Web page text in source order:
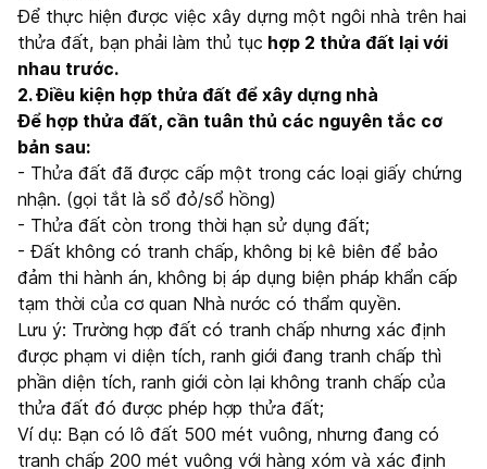
Để thực hiện được việc xây dựng một ngôi nhà trên hai
thửa đất, bạn phải làm thủ tục hợp 2 thửa đất lại với
nhau trước.
2. Điều kiện hợp thửa đất để xây dựng nhà
Để hợp thửa đất, cần tuân thủ các nguyên tắc cơ
bản sau:
- Thửa đất đã được cấp một trong các loại giấy chứng
nhận. (gọi tắt là sổ đỏ/sổ hồng)
- Thửa đất còn trong thời hạn sử dụng đất;
- Đất không có tranh chấp, không bị kê biên để bảo
đảm thi hành án, không bị áp dụng biện pháp khẩn cấp
tạm thời của cơ quan Nhà nước có thẩm quyền.
Lưu ý: Trường hợp đất có tranh chấp nhưng xác định
được phạm vi diện tích, ranh giới đang tranh chấp thì
phần diện tích, ranh giới còn lại không tranh chấp của
thửa đất đó được phép hợp thửa đất;
Ví dụ: Bạn có lô đất 500 mét vuông, nhưng đang có
tranh chấp 200 mét vuông với hàng xóm và xác định